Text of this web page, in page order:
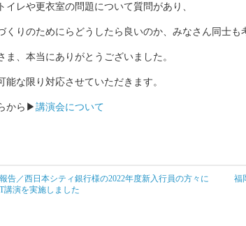
イレや更衣室の問題について質問があり、
くりのためにらどうしたら良いのか、みなさん同士も
ま、本当にありがとうございました。
能な限り対応させていただきます。
から▶ 講演会について
告／西日本シティ銀行様の2022年度新入行員の方々に
講演を実施しました
福